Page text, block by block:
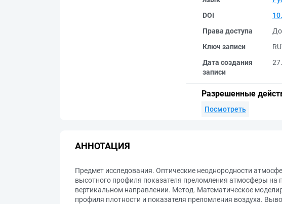
DOI
Права доступа
Ключ записи
Дата создания
записи
Разрешенные
Посмотреть
АННОТАЦИЯ
Предмет исследования. Оптические неоднородности
высотного профиля показателя преломления атмосферы на
вертикальном направлении. Метод. Математическое
профиля плотности и показателя преломления воздуха.